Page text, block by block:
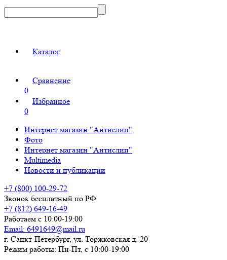
Каталог
Сравнение
0
Избранное
0
Интернет магазин "Антислип"
Фото
Интернет магазин "Антислип"
Multimedia
Новости и публикации
+7 (800) 100-29-72
Звонок бесплатный по РФ
+7 (812) 649-16-49
Работаем с 10:00-19:00
Email: 6491649@mail.ru
г. Санкт-Петербург, ул. Торжковская д. 20
Режим работы: Пн-Пт, с 10:00-19:00